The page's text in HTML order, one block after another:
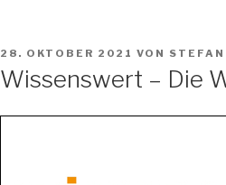
VERÖFFENTLICHT
AM
28. OKTOBER 2021 VON STEFAN
Wissenswert – Die